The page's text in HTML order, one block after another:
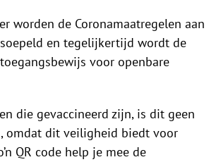
worden de Coronamaatregelen aan
en tegelijkertijd wordt de
voor openbare
die gevaccineerd zijn, is dit geen
omdat dit veiligheid biedt voor
QR code help je mee de